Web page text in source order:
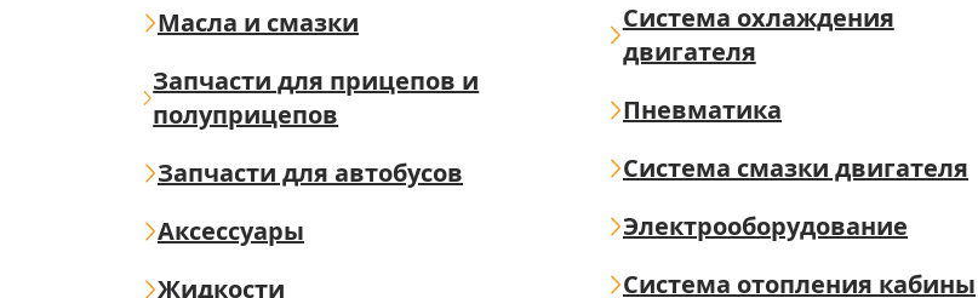
Масла и смазки
Запчасти для прицепов и
полуприцепов
Запчасти для автобусов
Аксессуары
Жидкости
Система охлаждения
двигателя
Пневматика
Система смазки двигателя
Электрооборудование
Система отопления кабины